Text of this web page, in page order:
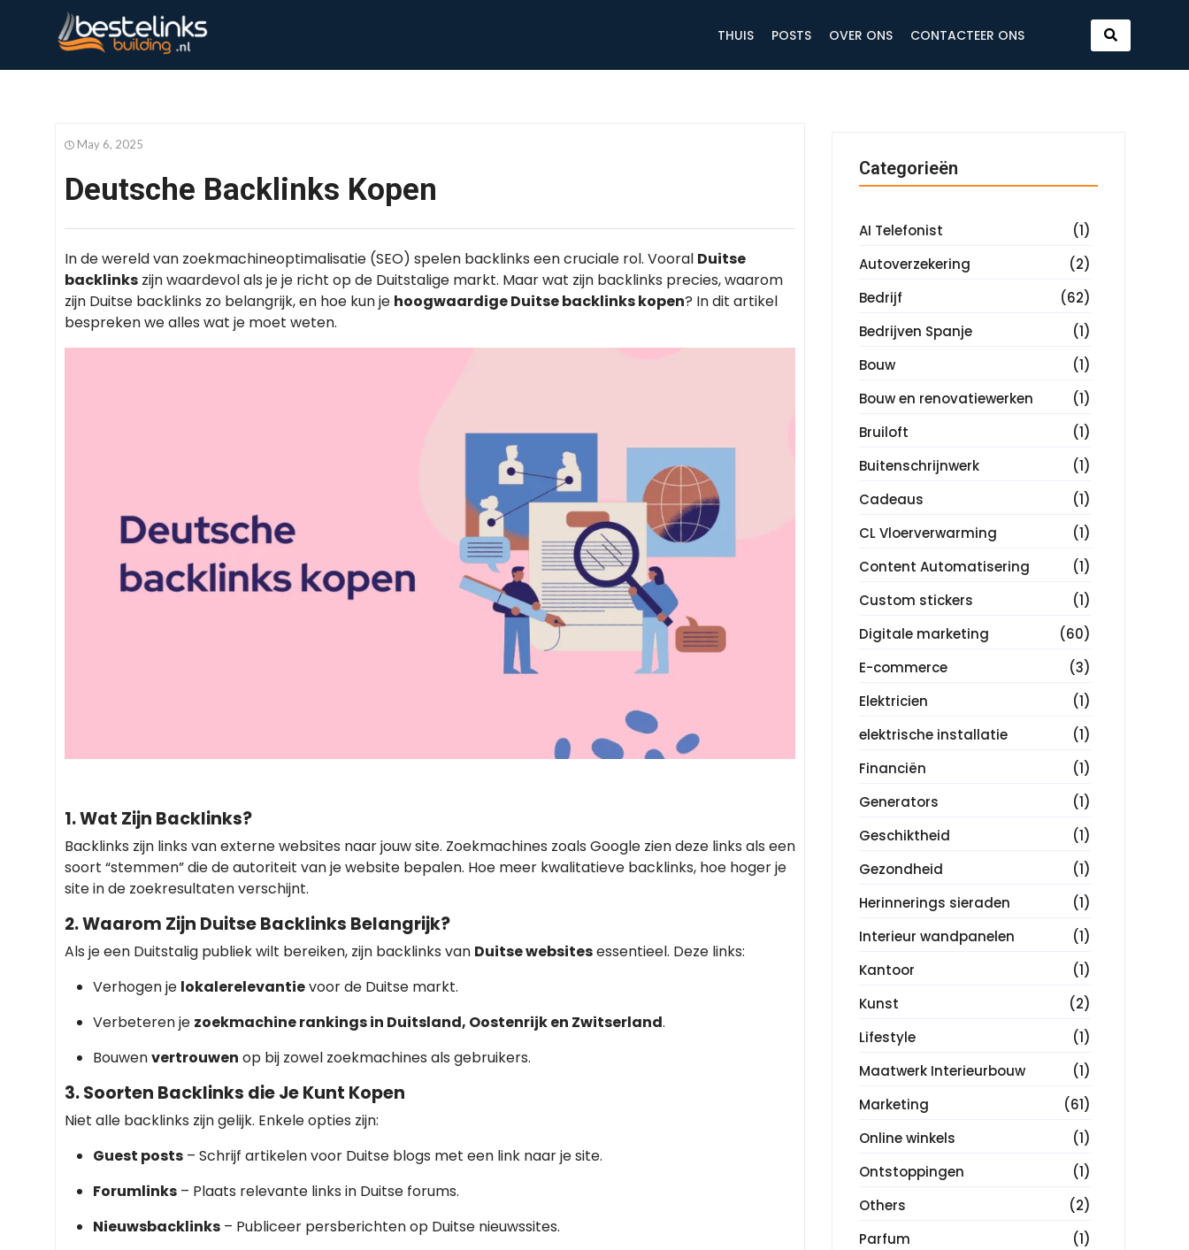
THUIS POSTS OVER ONS CONTACTEER ONS
May 6, 2025
Deutsche Backlinks Kopen
In de wereld van zoekmachineoptimalisatie (SEO) spelen backlinks een cruciale rol. Vooral Duitse
backlinks zijn waardevol als je je richt op de Duitstalige markt. Maar wat zijn backlinks precies, waarom
zijn Duitse backlinks zo belangrijk, en hoe kun je hoogwaardige Duitse backlinks kopen? In dit artikel
bespreken we alles wat je moet weten.
1. Wat Zijn Backlinks?
Backlinks zijn links van externe websites naar jouw site. Zoekmachines zoals Google zien deze links als een
soort “stemmen” die de autoriteit van je website bepalen. Hoe meer kwalitatieve backlinks, hoe hoger je
site in de zoekresultaten verschijnt.
2. Waarom Zijn Duitse Backlinks Belangrijk?
Als je een Duitstalig publiek wilt bereiken, zijn backlinks van Duitse websitesessentieel. Deze links:
Verhogen je lokalerelevantievoor de Duitse markt.
Verbeteren je zoekmachine rankings in Duitsland, Oostenrijk en Zwitserland.
Bouwenvertrouwen op bij zowel zoekmachines als gebruikers.
3. Soorten Backlinks die Je Kunt Kopen
Niet alle backlinks zijn gelijk. Enkele opties zijn:
Guest posts – Schrijf artikelen voor Duitse blogs met een link naar je site.
Forumlinks – Plaats relevante links in Duitse forums.
Nieuwsbacklinks – Publiceer persberichten op Duitse nieuwssites.
Categorieën
AI Telefonist
(1)
Autoverzekering
(2)
Bedrijf
(62)
Bedrijven Spanje
(1)
Bouw
(1)
Bouw en renovatiewerken
(1)
Bruiloft
(1)
Buitenschrijnwerk
(1)
Cadeaus
(1)
CL Vloerverwarming
(1)
Content Automatisering
(1)
Custom stickers
(1)
Digitale marketing
(60)
E-commerce
(3)
Elektricien
(1)
elektrische installatie
(1)
Financiën
(1)
Generators
(1)
Geschiktheid
(1)
Gezondheid
(1)
Herinnerings sieraden
(1)
Interieur wandpanelen
(1)
Kantoor
(1)
Kunst
(2)
Lifestyle
(1)
Maatwerk Interieurbouw
(1)
Marketing
(61)
Online winkels
(1)
Ontstoppingen
(1)
Others
(2)
Parfum
(1)